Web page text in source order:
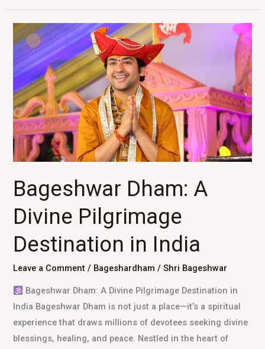
Bageshwar Dham: A
Divine Pilgrimage
Destination in India
Leave a Comment / Bageshardham /Shri Bageshwar
Bageshwar Dham: A Divine Pilgrimage Destination in
India Bageshwar Dham is not just a place—it’s a spiritual
experience that draws millions of devotees seeking divine
blessings, healing, and peace. Nestled in the heart of
Bageshwar
Dham:
A
Divine
Pilgrimage
Destination
in
India